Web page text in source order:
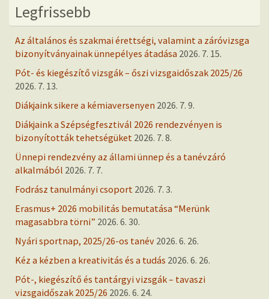
Legfrissebb
Az általános és szakmai érettségi, valamint a záróvizsga
bizonyítványainak ünnepélyes átadása 2026. 7. 15.
Pót- és kiegészítő vizsgák – őszi vizsgaidőszak 2025/26
2026. 7. 13.
Diákjaink sikere a kémiaversenyen 2026. 7. 9.
Diákjaink a Szépségfesztivál 2026 rendezvényen is
bizonyították tehetségüket 2026. 7. 8.
Ünnepi rendezvény az állami ünnep és a tanévzáró
alkalmából 2026. 7. 7.
Fodrász tanulmányi csoport 2026. 7. 3.
Erasmus+ 2026 mobilitás bemutatása “Merünk
magasabbra törni” 2026. 6. 30.
Nyári sportnap, 2025/26-os tanév 2026. 6. 26.
Kéz a kézben a kreativitás és a tudás 2026. 6. 26.
Pót-, kiegészítő és tantárgyi vizsgák – tavaszi
vizsgaidőszak 2025/26 2026. 6. 24.